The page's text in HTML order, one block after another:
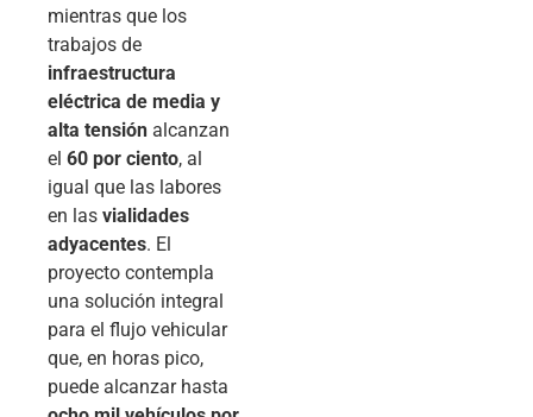
mientras que los
trabajos de
infraestructura
eléctrica de media y
alta tensión alcanzan
el 60 por ciento, al
igual que las labores
en las vialidades
adyacentes. El
proyecto contempla
una solución integral
para el flujo vehicular
que, en horas pico,
puede alcanzar hasta